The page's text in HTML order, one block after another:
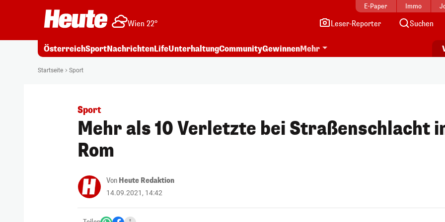
E-Paper Immo
Wien 22° Leser-Reporter Suchen
ÖsterreichSportNachrichtenLifeUnterhaltungCommunityGewinnenMehr
Startseite Sport
Sport
Mehr als 10 Verletzte bei Straßenschlacht
Rom
Von Heute Redaktion
14.09.2021, 14:42